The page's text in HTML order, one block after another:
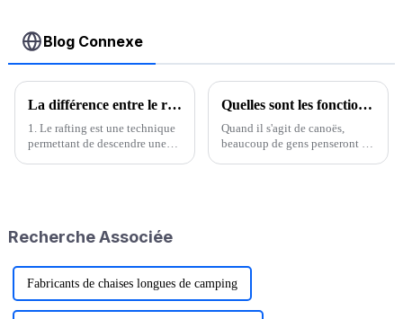
Blog Connexe
La différence entre le rafting et le kayak
1. Le rafting est une technique
permettant de descendre une
Quelles sont les fonctions d'un canoë ?
Quand il s'agit de canoës,
beaucoup de gens penseront à
Recherche Associée
Fabricants de chaises longues de camping